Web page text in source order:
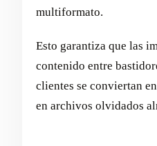
multiformato.
Esto garantiza que las
contenido entre
clientes se conviertan
en archivos olvidados